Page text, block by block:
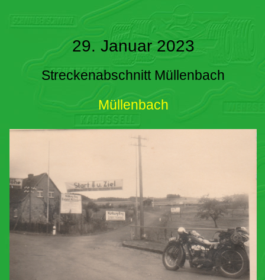
29. Januar 2023
Streckenabschnitt Müllenbach
Müllenbach